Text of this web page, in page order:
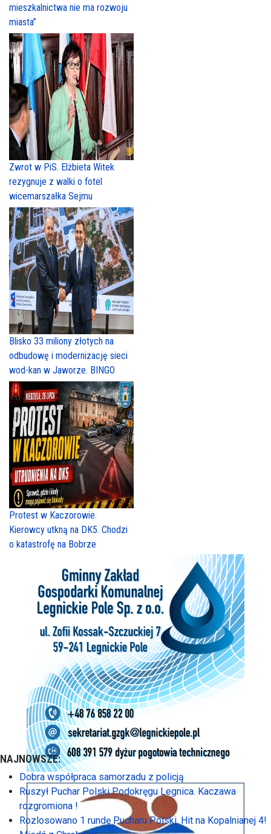
mieszkalnictwa nie ma rozwoju
miasta”
Zwrot w PiS. Elżbieta Witek
rezygnuje z walki o fotel
wicemarszałka Sejmu
Blisko 33 miliony złotych na
odbudowę i modernizację sieci
wod-kan w Jaworze. BINGO
Protest w Kaczorowie.
Kierowcy utkną na DK5. Chodzi
o katastrofę na Bobrze
NAJNOWSZE:
Dobra współpraca samorzadu z policją
Ruszył Puchar Polski Podokręgu Legnica. Kaczawa
rozgromiona !
Rozlosowano 1 rundę Pucharu Polski. Hit na Kopalnianej 4!